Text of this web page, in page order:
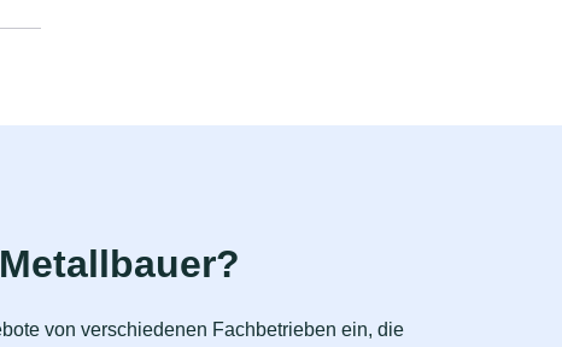
von verschiedenen Fachbetrieben ein, die